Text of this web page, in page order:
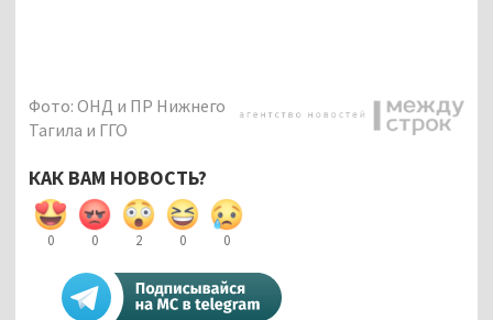
Фото: ОНД и ПР Нижнего
Тагила и ГГО
КАК ВАМ НОВОСТЬ?
0 0 2 0 0